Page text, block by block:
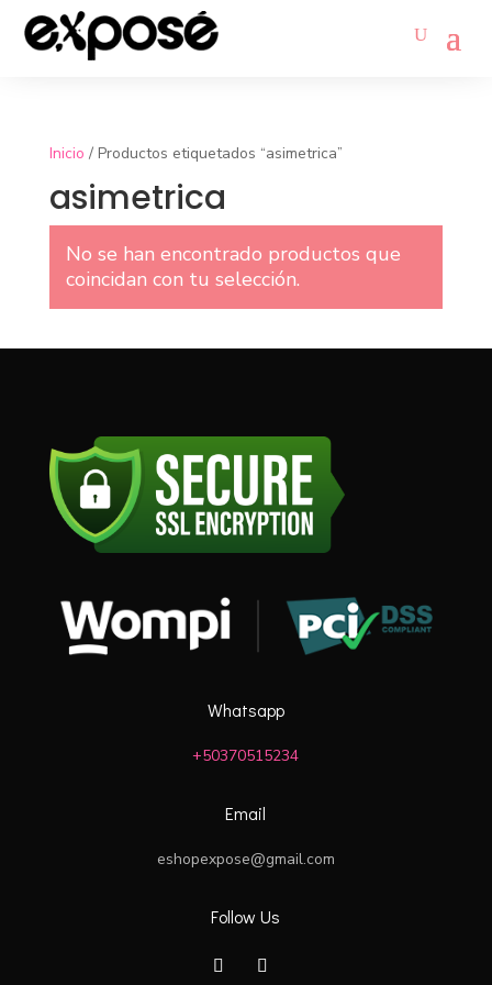
Inicio / Productos etiquetados “asimetrica”
asimetrica
No se han encontrado productos que
coincidan con tu selección.
Whatsapp
+50370515234
Email
eshopexpose@gmail.com
Follow Us